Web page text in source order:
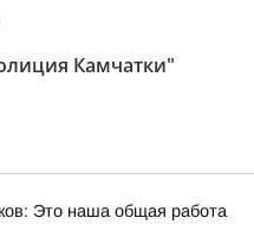
Камчатки"
Это наша общая работа